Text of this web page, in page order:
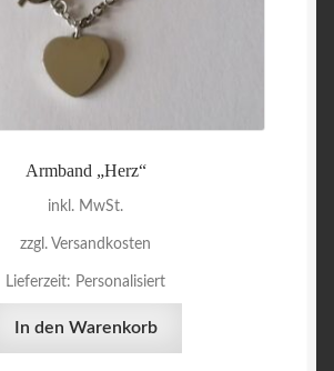
Armband „Herz“
inkl. MwSt.
zzgl. Versandkosten
Lieferzeit: Personalisiert
In den Warenkorb